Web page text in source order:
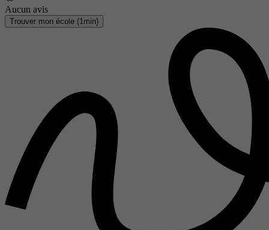
Aucun avis
Trouver mon école (1min)